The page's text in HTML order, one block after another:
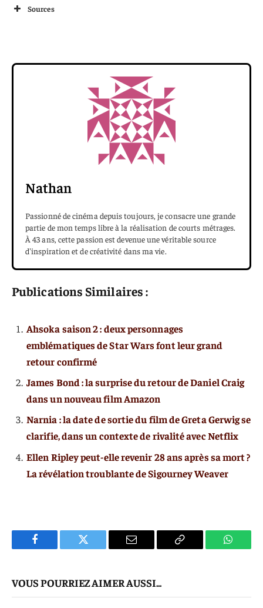
Sources
Nathan
Passionné de cinéma depuis toujours, je consacre une grande
partie de mon temps libre à la réalisation de courts métrages.
À 43 ans, cette passion est devenue une véritable source
d'inspiration et de créativité dans ma vie.
Publications Similaires :
Ahsoka saison 2 : deux personnages
emblématiques de Star Wars font leur grand
retour confirmé
James Bond : la surprise du retour de Daniel Craig
dans un nouveau film Amazon
Narnia : la date de sortie du film de Greta Gerwig se
clarifie, dans un contexte de rivalité avec Netflix
Ellen Ripley peut-elle revenir 28 ans après sa mort ?
La révélation troublante de Sigourney Weaver
Facebook Twitter
E-
Copier
VOUS POURRIEZ AIMER AUSSI...